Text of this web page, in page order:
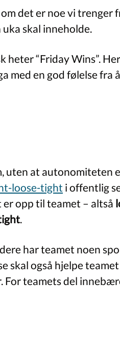
det er noe vi trenger
skal inneholde.
heter “Friday Wins”.
med en god følelse fra
uten at autonomiteten
loose-tight i offentlig
opp til teamet – altså
.
har teamet noen
skal også hjelpe
For teamets del